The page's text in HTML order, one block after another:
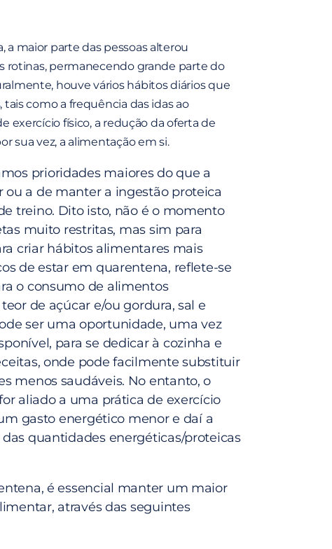
a maior parte das pessoas alterou
rotinas, permanecendo grande parte do
houve vários hábitos diários que
como a frequência das idas ao
exercício físico, a redução da oferta de
sua vez, a alimentação em si.
prioridades maiores do que a
a de manter a ingestão proteica
treino. Dito isto, não é o momento
muito restritas, mas sim para
criar hábitos alimentares mais
de estar em quarentena, reflete-se
o consumo de alimentos
de açúcar e/ou gordura, sal e
ser uma oportunidade, uma vez
para se dedicar à cozinha e
onde pode facilmente substituir
menos saudáveis. No entanto, o
aliado a uma prática de exercício
gasto energético menor e daí a
quantidades energéticas/proteicas
é essencial manter um maior
através das seguintes